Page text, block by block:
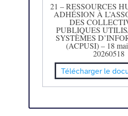
21 – RESSOURCES
ADHÉSION À
DES
PUBLIQUES
SYSTÈMES
(ACPUSI) – 18
20260518
Télécharger le